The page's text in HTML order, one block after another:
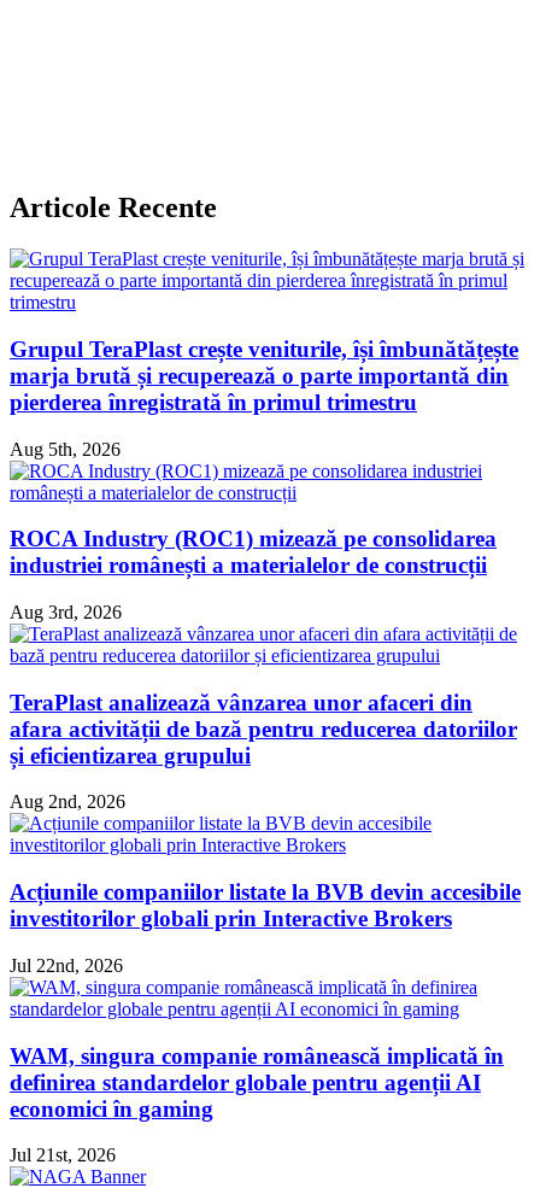
Articole Recente
Grupul TeraPlast crește veniturile, își îmbunătățește
marja brută și recuperează o parte importantă din
pierderea înregistrată în primul trimestru
Aug 5th, 2026
ROCA Industry (ROC1) mizează pe consolidarea
industriei românești a materialelor de construcții
Aug 3rd, 2026
TeraPlast analizează vânzarea unor afaceri din
afara activității de bază pentru reducerea datoriilor
și eficientizarea grupului
Aug 2nd, 2026
Acțiunile companiilor listate la BVB devin accesibile
investitorilor globali prin Interactive Brokers
Jul 22nd, 2026
WAM, singura companie românească implicată în
definirea standardelor globale pentru agenții AI
economici în gaming
Jul 21st, 2026